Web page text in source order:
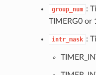
group_num :
TIMERG0 or
intr_mask :